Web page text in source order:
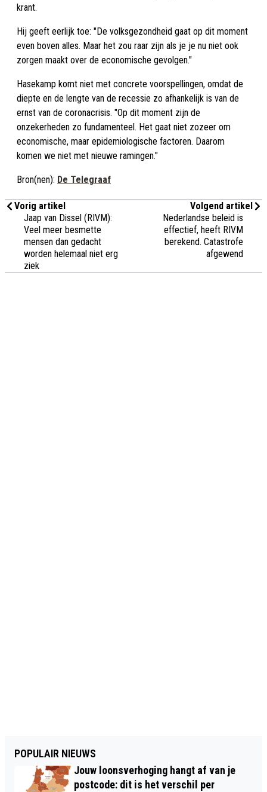
krant.
Hij geeft eerlijk toe: "De volksgezondheid gaat op dit moment
even boven alles. Maar het zou raar zijn als je je nu niet ook
zorgen maakt over de economische gevolgen."
Hasekamp komt niet met concrete voorspellingen, omdat de
diepte en de lengte van de recessie zo afhankelijk is van de
ernst van de coronacrisis. "Op dit moment zijn de
onzekerheden zo fundamenteel. Het gaat niet zozeer om
economische, maar epidemiologische factoren. Daarom
komen we niet met nieuwe ramingen."
Bron(nen): De Telegraaf
Vorig artikel
Jaap van Dissel (RIVM):
Veel meer besmette
mensen dan gedacht
worden helemaal niet erg
ziek
Volgend artikel
Nederlandse beleid is
effectief, heeft RIVM
berekend. Catastrofe
afgewend
POPULAIR NIEUWS
Jouw loonsverhoging hangt af van je
postcode: dit is het verschil per